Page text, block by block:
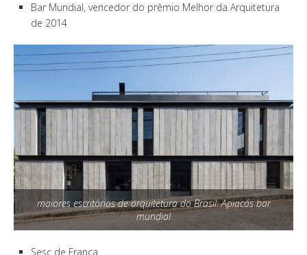
Bar Mundial, vencedor do prêmio Melhor da Arquitetura
de 2014
maiores escritórios de arquitetura do Brasil: Apiacás bar
mundial
Sesc de Franca